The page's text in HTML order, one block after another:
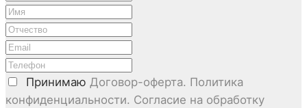
Принимаю Договор-оферта. Политика
конфиденциальности. Согласие на обработку